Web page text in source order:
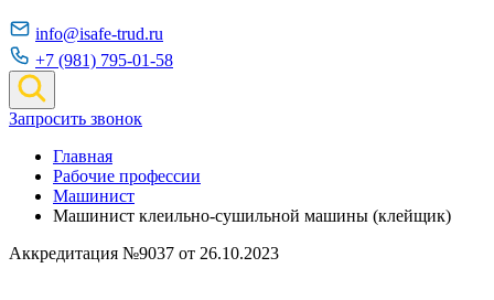
info@isafe-trud.ru
+7 (981) 795-01-58
Запросить звонок
Главная
Рабочие профессии
Машинист
Машинист клеильно-сушильной машины (клейщик)
Аккредитация №9037 от 26.10.2023